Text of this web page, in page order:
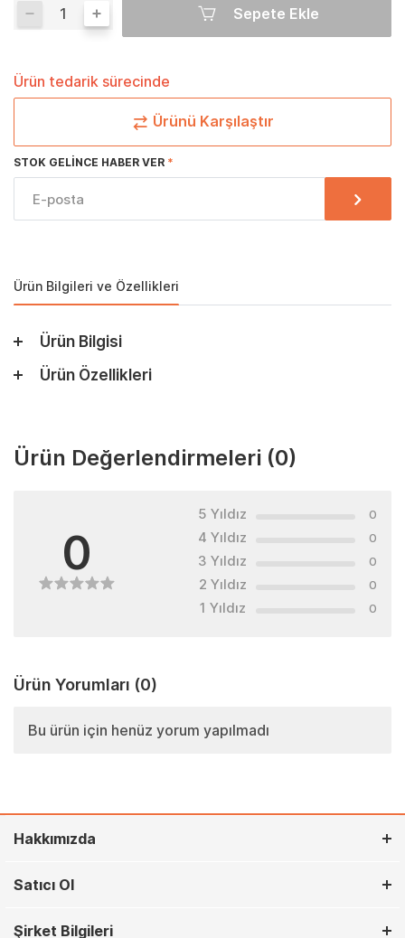
Sepete Ekle
Ürün tedarik sürecinde
Ürünü Karşılaştır
STOK GELINCE HABER VER
Ürün Bilgileri ve Özellikleri
Ürün Bilgisi
Ürün Özellikleri
Ürün Değerlendirmeleri (0)
0
5 Yıldız 0
4 Yıldız 0
3 Yıldız 0
2 Yıldız 0
1 Yıldız 0
Ürün Yorumları (0)
Bu ürün için henüz yorum yapılmadı
Hakkımızda
Satıcı Ol
Şirket Bilgileri